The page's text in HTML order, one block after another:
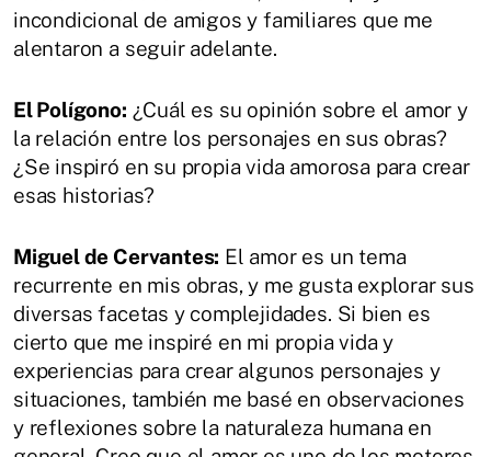
incondicional de amigos y familiares que me
alentaron a seguir adelante.
El Polígono: ¿Cuál es su opinión sobre el amor y
la relación entre los personajes en sus obras?
¿Se inspiró en su propia vida amorosa para crear
esas historias?
Miguel de Cervantes: El amor es un tema
recurrente en mis obras, y me gusta explorar sus
diversas facetas y complejidades. Si bien es
cierto que me inspiré en mi propia vida y
experiencias para crear algunos personajes y
situaciones, también me basé en observaciones
y reflexiones sobre la naturaleza humana en